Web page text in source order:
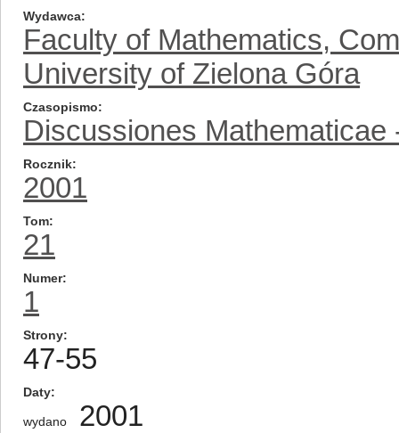
Wydawca
Faculty of Mathematics,
University of Zielona Góra
Czasopismo
Discussiones
Rocznik
2001
Tom
21
Numer
1
Strony
47-55
Daty
wydano 2001